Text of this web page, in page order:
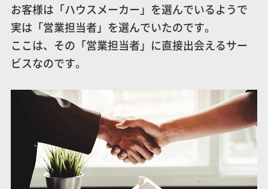
お客様は「ハウスメーカー」を選んでいるようで
実は「営業担当者」を選んでいたのです。
ここは、その「営業担当者」に直接出会えるサー
ビスなのです。